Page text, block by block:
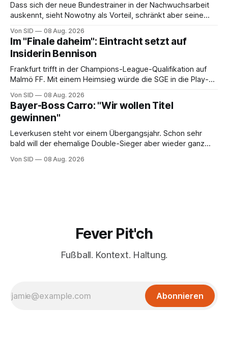
Dass sich der neue Bundestrainer in der Nachwuchsarbeit
auskennt, sieht Nowotny als Vorteil, schränkt aber seine
Von SID 08 Aug. 2026
Im "Finale daheim": Eintracht setzt auf
Insiderin Bennison
Frankfurt trifft in der Champions-League-Qualifikation auf
Malmö FF. Mit einem Heimsieg würde die SGE in die Play-
Von SID 08 Aug. 2026
Bayer-Boss Carro: "Wir wollen Titel
gewinnen"
Leverkusen steht vor einem Übergangsjahr. Schon sehr
bald will der ehemalige Double-Sieger aber wieder ganz
Von SID 08 Aug. 2026
Fever Pit'ch
Fußball. Kontext. Haltung.
Abonnieren